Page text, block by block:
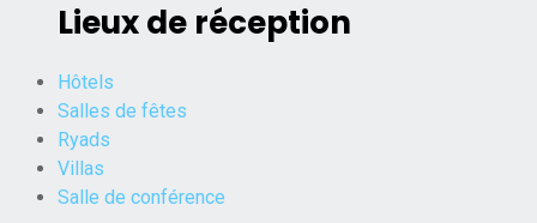
Lieux de réception
Hôtels
Salles de fêtes
Ryads
Villas
Salle de conférence